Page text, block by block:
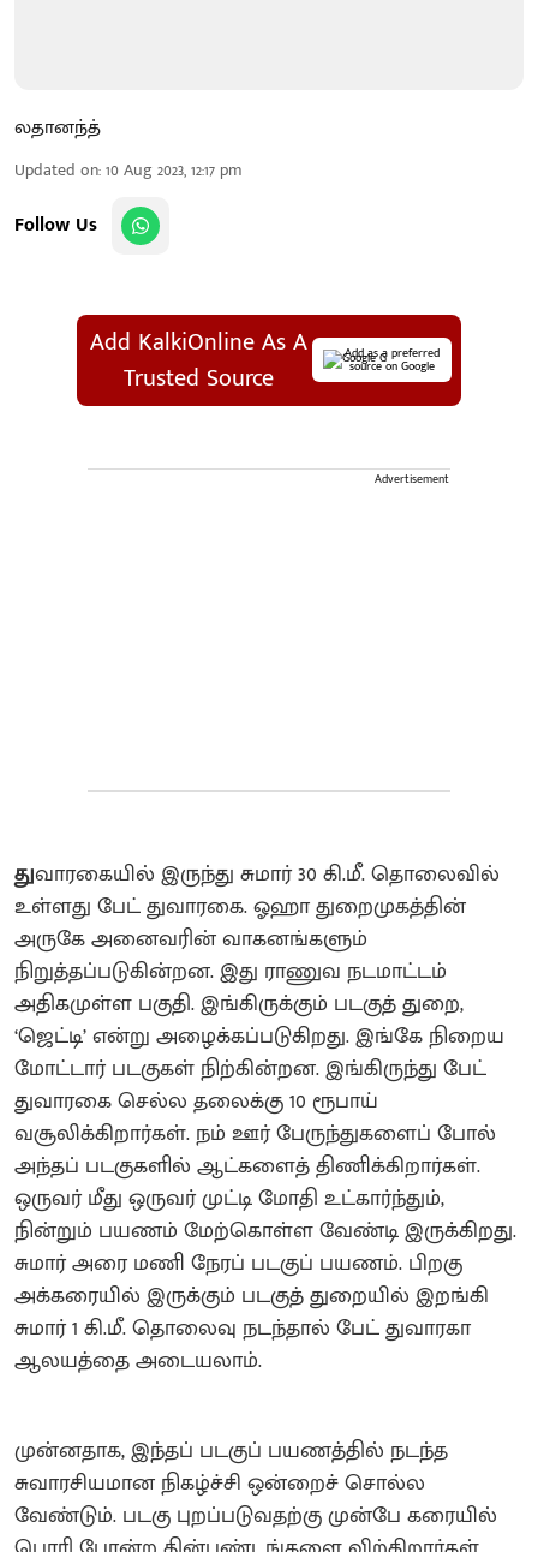
லதானந்த்
Updated on:10 Aug 2023, 12:17 pm
Follow Us
Add KalkiOnline As A
Trusted Source
Add as a preferred
source on Google
Advertisement
துவாரகையில் இருந்து சுமார் 30 கி.மீ. தொலைவில்
உள்ளது பேட் துவாரகை. ஓஹா துறைமுகத்தின்
அருகே அனைவரின் வாகனங்களும்
நிறுத்தப்படுகின்றன. இது ராணுவ நடமாட்டம்
அதிகமுள்ள பகுதி. இங்கிருக்கும் படகுத் துறை,
‘ஜெட்டி’ என்று அழைக்கப்படுகிறது. இங்கே நிறைய
மோட்டார் படகுகள் நிற்கின்றன. இங்கிருந்து பேட்
துவாரகை செல்ல தலைக்கு 10 ரூபாய்
வசூலிக்கிறார்கள். நம் ஊர் பேருந்துகளைப் போல்
அந்தப் படகுகளில் ஆட்களைத் திணிக்கிறார்கள்.
ஒருவர் மீது ஒருவர் முட்டி மோதி உட்கார்ந்தும்,
நின்றும் பயணம் மேற்கொள்ள வேண்டி இருக்கிறது.
சுமார் அரை மணி நேரப் படகுப் பயணம். பிறகு
அக்கரையில் இருக்கும் படகுத் துறையில் இறங்கி
சுமார் 1 கி.மீ. தொலைவு நடந்தால் பேட் துவாரகா
ஆலயத்தை அடையலாம்.
முன்னதாக, இந்தப் படகுப் பயணத்தில் நடந்த
சுவாரசியமான நிகழ்ச்சி ஒன்றைச் சொல்ல
வேண்டும். படகு புறப்படுவதற்கு முன்பே கரையில்